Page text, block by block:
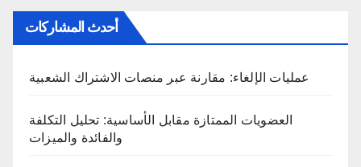
أحدث المشاركات
عمليات الإلغاء: مقارنة عبر منصات الاشتراك الشعبية
العضويات الممتازة مقابل الأساسية: تحليل التكلفة
والفائدة والميزات